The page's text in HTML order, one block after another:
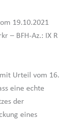
19.10.2021
– BFH-Az.: IX R
Urteil vom 16.
eine echte
der
eines